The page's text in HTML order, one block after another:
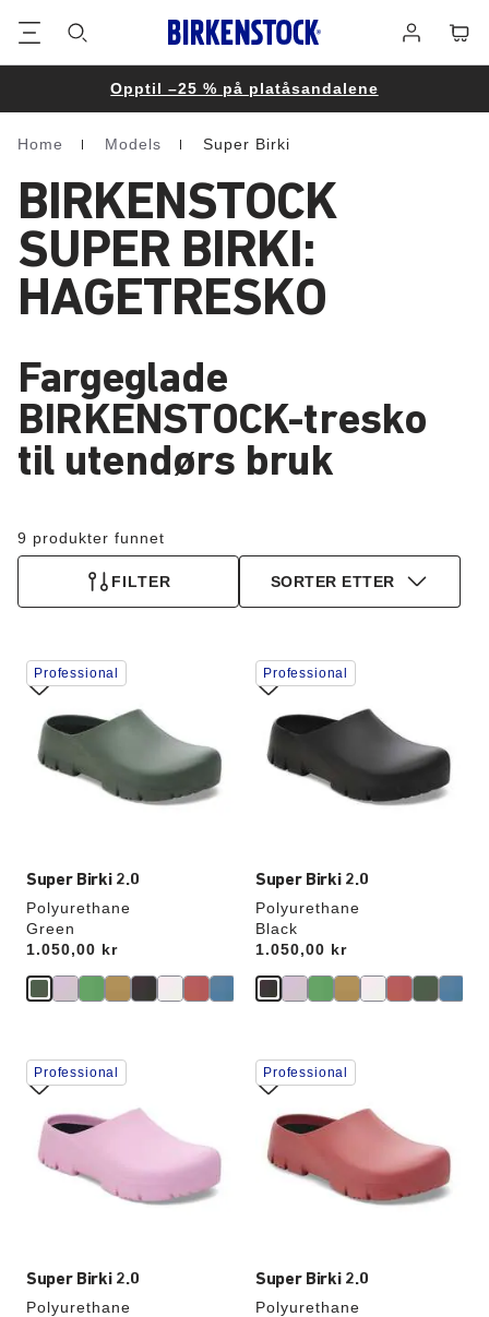
Opptil –25 % på platåsandalene
Homepage
Home Models Super Birki
BIRKENSTOCK
SUPER BIRKI:
HAGETRESKO
Fargeglade
BIRKENSTOCK-tresko
til utendørs bruk
9 produkter funnet
FILTER SORTER ETTER
Super Birki 2.0
Polyurethane
Green
Price:
1.050,00 kr
Samhandling
med
swatch-
farger
oppdatere
produktbildet
Professional
Super Birki 2.0
Polyurethane
Black
Price:
1.050,00 kr
Samhandling
med
swatch-
farger
oppdatere
produktbildet
Professional
Super Birki 2.0
Polyurethane
Samhandling
med
swatch-
farger
oppdatere
produktbildet
Professional
Super Birki 2.0
Polyurethane
Samhandling
med
swatch-
farger
oppdatere
produktbildet
Professional